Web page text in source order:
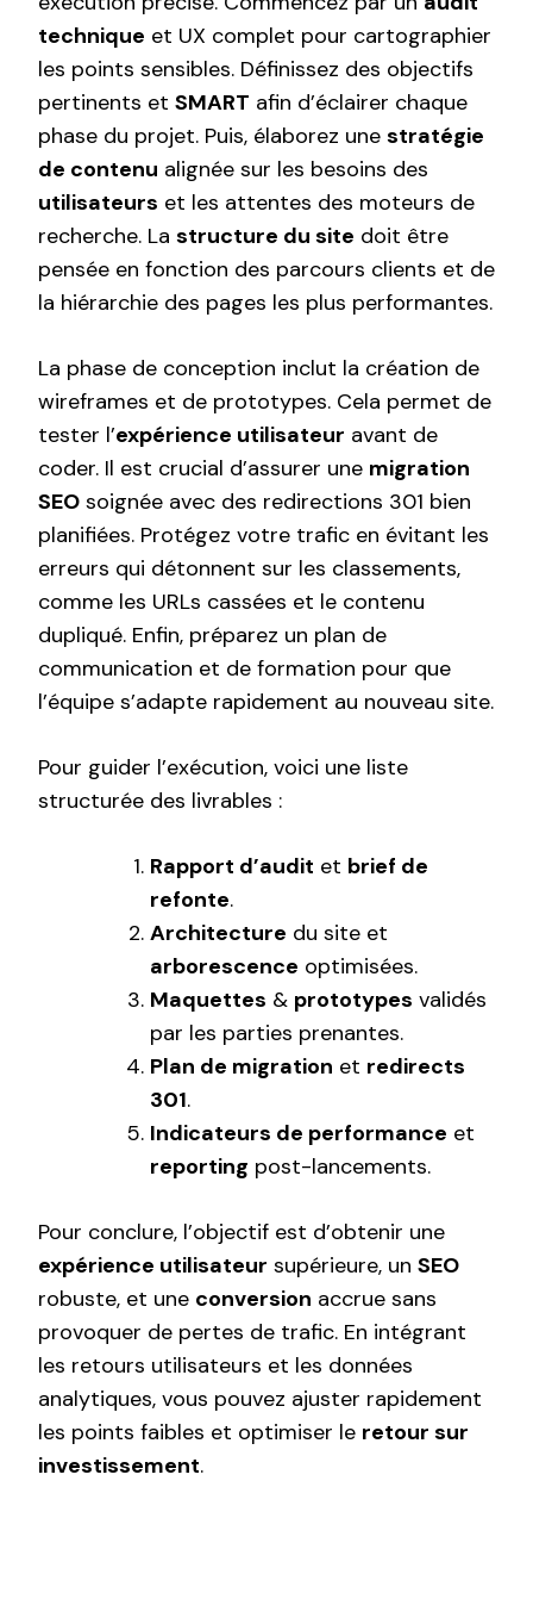
technique et UX complet pour cartographier
les points sensibles. Définissez des objectifs
pertinents et SMART afin d’éclairer chaque
phase du projet. Puis, élaborez une stratégie
de contenu alignée sur les besoins des
utilisateurs et les attentes des moteurs de
recherche. La structure du site doit être
pensée en fonction des parcours clients et de
la hiérarchie des pages les plus performantes.
La phase de conception inclut la création de
wireframes et de prototypes. Cela permet de
tester l’expérience utilisateur avant de
coder. Il est crucial d’assurer une migration
SEO soignée avec des redirections 301 bien
planifiées. Protégez votre trafic en évitant les
erreurs qui détonnent sur les classements,
comme les URLs cassées et le contenu
dupliqué. Enfin, préparez un plan de
communication et de formation pour que
l’équipe s’adapte rapidement au nouveau site.
Pour guider l’exécution, voici une liste
structurée des livrables :
Rapport d’audit et brief de
refonte.
Architecture du site et
arborescence optimisées.
Maquettes & prototypes validés
par les parties prenantes.
Plan de migration et redirects
301.
Indicateurs de performance et
reporting post-lancements.
Pour conclure, l’objectif est d’obtenir une
expérience utilisateur supérieure, un SEO
robuste, et une conversion accrue sans
provoquer de pertes de trafic. En intégrant
les retours utilisateurs et les données
analytiques, vous pouvez ajuster rapidement
les points faibles et optimiser le retour sur
investissement.